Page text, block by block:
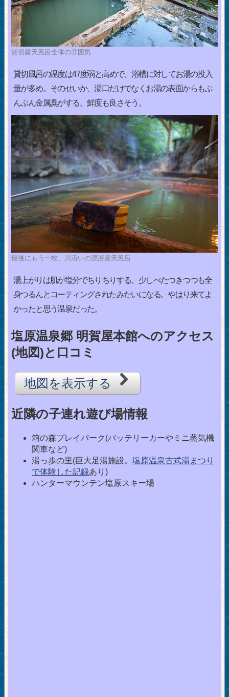
貸切露天風呂全体の雰囲気
貸切風呂の温度は47度弱と高めで、浴槽に対してお湯の投入
量が多め。そのせいか、湯口だけでなくお湯の表面からもぷ
んぷん金属臭がする。鮮度も良さそう。
最後にもう一枚、川沿いの混浴露天風呂
湯上がりは肌が塩分でちりちりする。少しべたつきつつも全
身つるんとコーティングされたみたいになる。やはり来てよ
かったと思う温泉だった。
塩原温泉郷 明賀屋本館へのアクセス
(地図)と口コミ
地図を表示する
近隣の子連れ遊び場情報
箱の森プレイパーク(バッテリーカーやミニ蒸気機
関車など)
湯っ歩の里(巨大足湯施設。 塩原温泉古式湯まつり
で体験した記録あり)
ハンターマウンテン塩原スキー場